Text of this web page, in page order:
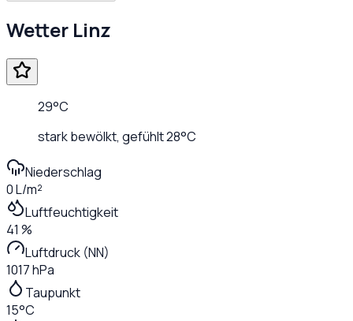
Wetter Linz
29°C
stark bewölkt, gefühlt28°C
Niederschlag
0 L/m²
Luftfeuchtigkeit
41 %
Luftdruck (NN)
1017 hPa
Taupunkt
15°C